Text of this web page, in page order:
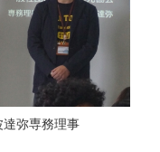
弥専務理事